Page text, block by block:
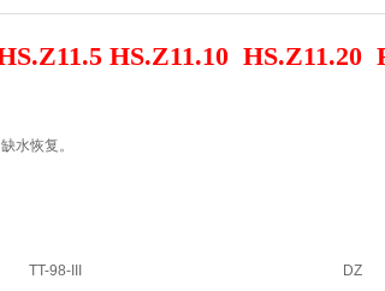
HS.Z11.10 HS.Z11.20
水恢复。
TT-98-III
DZ